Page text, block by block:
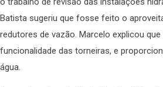
Batista sugeriu que fosse feito o
redutores de vazão. Marcelo explicou
funcionalidade das torneiras, e
água.